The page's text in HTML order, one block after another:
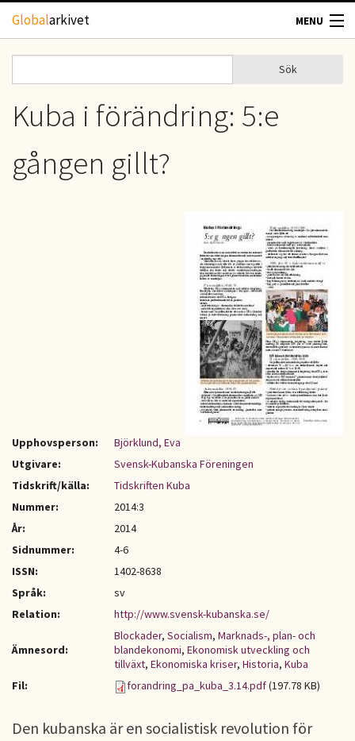
Hoppa till huvudinnehåll
Globalarkivet MENU
TIDSKRIFTER
GEOGRAFI
Sökformulär
Sök
Kuba i förändring: 5:e
gången gillt?
Upphovsperson:
Björklund, Eva
Utgivare:
Svensk-Kubanska Föreningen
Tidskrift/källa:
Tidskriften Kuba
Nummer:
2014:3
År:
2014
Sidnummer:
4-6
ISSN:
1402-8638
Språk:
sv
Relation:
http://www.svensk-kubanska.se/
Ämnesord:
Blockader, Socialism, Marknads-, plan- och
blandekonomi, Ekonomisk utveckling och
tillväxt, Ekonomiska kriser, Historia, Kuba
Fil:
forandring_pa_kuba_3.14.pdf(197.78 KB)
Den kubanska är en socialistisk revolution för